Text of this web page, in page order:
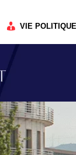
VIE POLITIQUE